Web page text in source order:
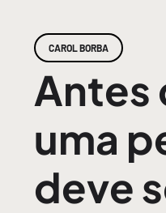
CAROL BORBA
Antes
uma
deve